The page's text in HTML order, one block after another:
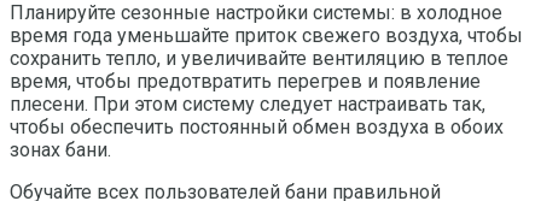
Планируйте сезонные настройки системы: в холодное
время года уменьшайте приток свежего воздуха, чтобы
сохранить тепло, и увеличивайте вентиляцию в теплое
время, чтобы предотвратить перегрев и появление
плесени. При этом систему следует настраивать так,
чтобы обеспечить постоянный обмен воздуха в обоих
зонах бани.
Обучайте всех пользователей бани правильной